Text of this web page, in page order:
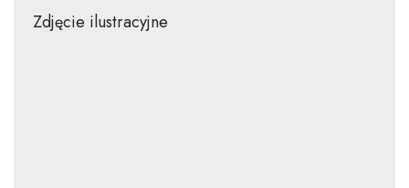
Zdjęcie ilustracyjne